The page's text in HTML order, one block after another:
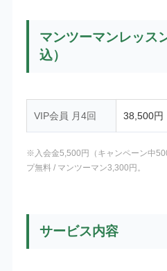
マンツーマンレッス
込）
VIP会員 月4回 38,500円
※入会金5,500円（キャンペーン中
プ無料 / マンツーマン3,300円。
サービス内容